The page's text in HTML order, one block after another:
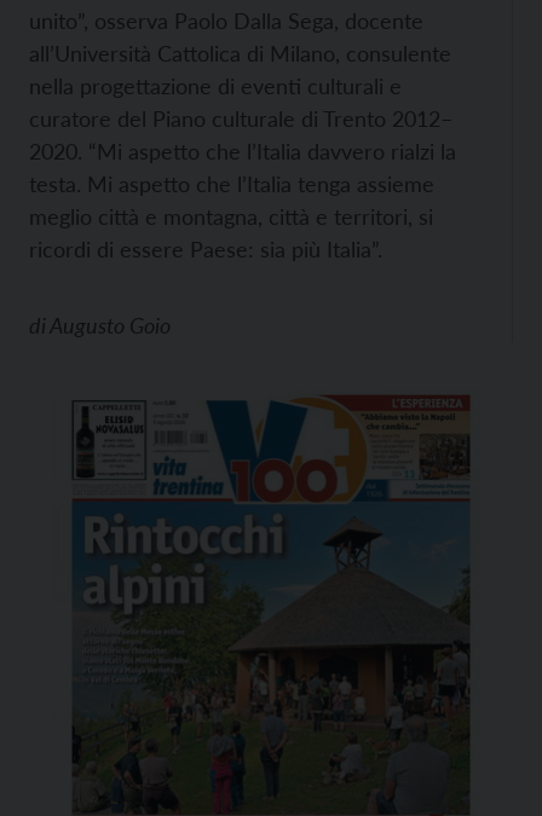
unito”, osserva Paolo Dalla Sega, docente
all’Università Cattolica di Milano, consulente
nella progettazione di eventi culturali e
curatore del Piano culturale di Trento 2012–
2020. “Mi aspetto che l’Italia davvero rialzi la
testa. Mi aspetto che l’Italia tenga assieme
meglio città e montagna, città e territori, si
ricordi di essere Paese: sia più Italia”.
diAugusto Goio